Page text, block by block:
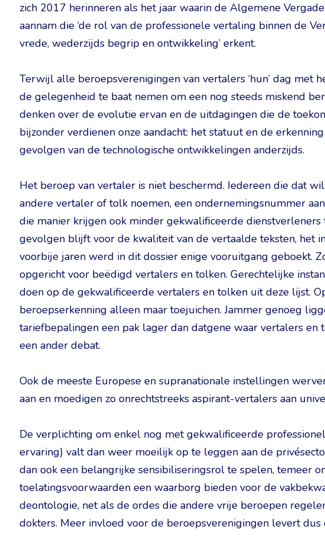
zich 2017 herinneren als het jaar waarin de Algemene
aannam die ‘de rol van de professionele vertaling binnen de
vrede, wederzijds begrip en ontwikkeling’ erkent.
Terwijl alle beroepsverenigingen van vertalers ‘hun’ dag met
de gelegenheid te baat nemen om een nog steeds miskend
denken over de evolutie ervan en de uitdagingen die de
bijzonder verdienen onze aandacht: het statuut en de
gevolgen van de technologische ontwikkelingen anderzijds.
Het beroep van vertaler is niet beschermd. Iedereen die dat
andere vertaler of tolk noemen, een ondernemingsnummer
die manier krijgen ook minder gekwalificeerde
gevolgen blijft voor de kwaliteit van de vertaalde teksten, het
voorbije jaren werd in dit dossier enige vooruitgang geboekt.
opgericht voor beëdigd vertalers en tolken. Gerechtelijke
doen op de gekwalificeerde vertalers en tolken uit deze lijst.
beroepserkenning alleen maar toejuichen. Jammer genoeg
tariefbepalingen een pak lager dan datgene waar vertalers en
een ander debat.
Ook de meeste Europese en supranationale instellingen
aan en moedigen zo onrechtstreeks aspirant-vertalers aan
De verplichting om enkel nog met gekwalificeerde
ervaring) valt dan weer moeilijk op te leggen aan de
dan ook een belangrijke sensibiliseringsrol te spelen, temeer
toelatingsvoorwaarden een waarborg bieden voor de
deontologie, net als de ordes die andere vrije beroepen
dokters. Meer invloed voor de beroepsverenigingen levert dus